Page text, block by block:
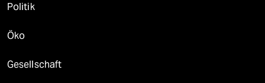
Politik
Öko
Gesellschaft